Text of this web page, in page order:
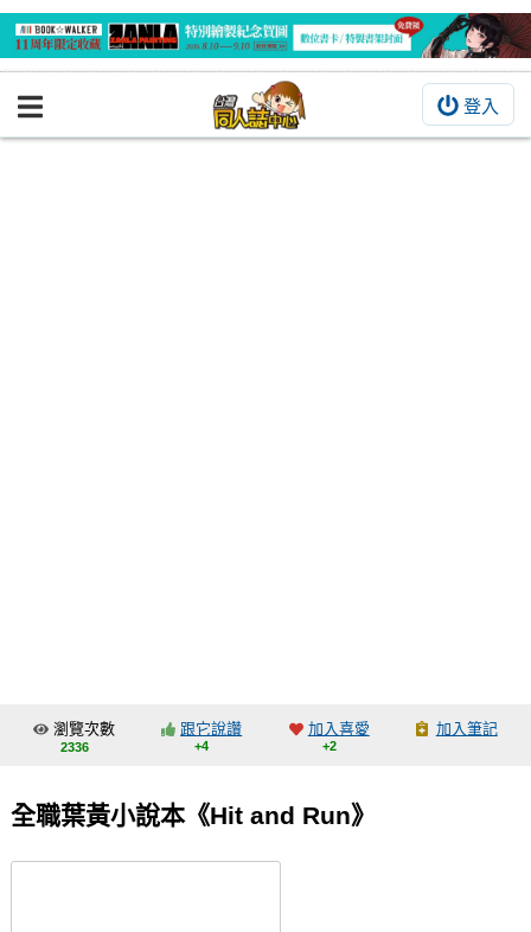
登入
BOOKY書集倉庫
交流中心
會員功能選單
瀏覽次數
2336
跟它說讚
+4
加入喜愛
+2
加入筆記
全職葉黃小說本《Hit and Run》